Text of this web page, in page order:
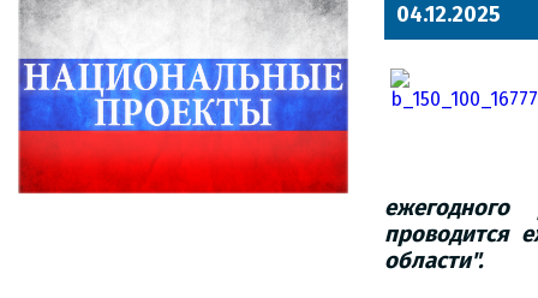
04.12.2025
ежегодного
проводится
области".